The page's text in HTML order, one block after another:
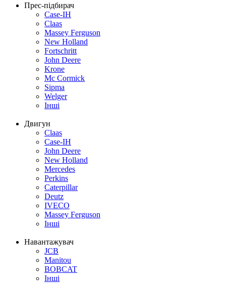
Прес-підбирач
Case-IH
Claas
Massey Ferguson
New Holland
Fortschritt
John Deere
Krone
Mc Cormick
Sipma
Welger
Інші
Двигун
Claas
Case-IH
John Deere
New Holland
Mercedes
Perkins
Caterpillar
Deutz
IVECO
Massey Ferguson
Інші
Навантажувач
JCB
Manitou
BOBCAT
Інші